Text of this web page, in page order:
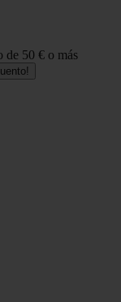
de 50 € o más